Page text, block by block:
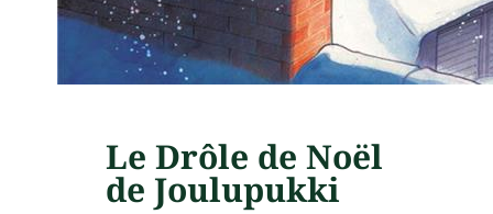
Le Drôle de Noël
de Joulupukki